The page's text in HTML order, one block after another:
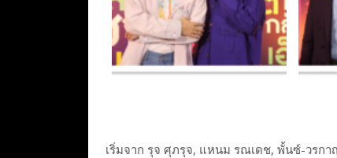
เริ่มจาก รุจ ศุภรุจ, แหนม รณเดช, พั้นซ์-วรก